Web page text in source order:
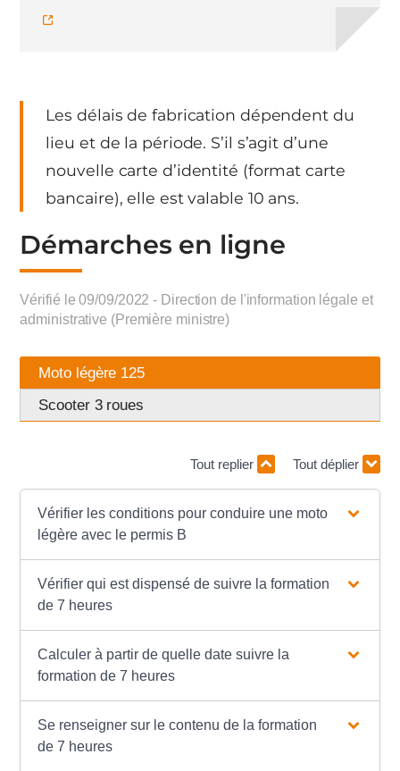
Les délais de fabrication dépendent du
lieu et de la période. S’il s’agit d’une
nouvelle carte d’identité (format carte
bancaire), elle est valable 10 ans.
Démarches en ligne
Vérifié le 09/09/2022 - Direction de l'information légale et
administrative (Première ministre)
Moto légère 125
Scooter 3 roues
Tout replier Tout déplier
Vérifier les conditions pour conduire une moto
légère avec le permis B
Vérifier qui est dispensé de suivre la formation
de 7 heures
Calculer à partir de quelle date suivre la
formation de 7 heures
Se renseigner sur le contenu de la formation
de 7 heures